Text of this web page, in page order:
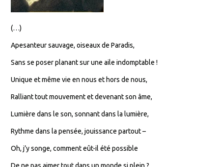
(…)
Apesanteur sauvage, oiseaux de Paradis,
Sans se poser planant sur une aile indomptable !
Unique et même vie en nous et hors de nous,
Ralliant tout mouvement et devenant son âme,
Lumière dans le son, sonnant dans la lumière,
Rythme dans la pensée, jouissance partout –
Oh, j’y songe, comment eût-il été possible